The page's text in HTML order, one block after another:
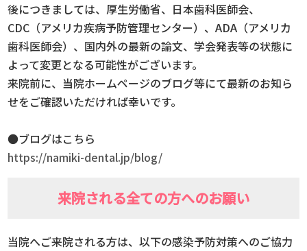
後につきましては、厚生労働省、日本歯科医師会、
CDC（アメリカ疾病予防管理センター）、ADA（アメリカ
歯科医師会）、国内外の最新の論文、学会発表等の状態に
よって変更となる可能性がございます。
来院前に、当院ホームページのブログ等にて最新のお知ら
せをご確認いただければ幸いです。
●ブログはこちら
https://namiki-dental.jp/blog/
来院される全ての方へのお願い
当院へご来院される方は、以下の感染予防対策へのご協力